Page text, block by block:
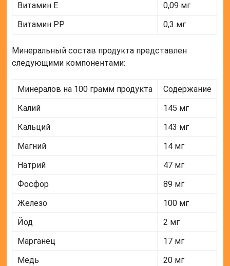
Витамин Е
0,09 мг
Витамин РР
0,3 мг
Минеральный состав продукта представлен
следующими компонентами:
Минералов на 100 грамм продукта
Содержание
Калий
145 мг
Кальций
143 мг
Магний
14 мг
Натрий
47 мг
Фосфор
89 мг
Железо
100 мг
Йод
2 мг
Марганец
17 мг
Медь
20 мг